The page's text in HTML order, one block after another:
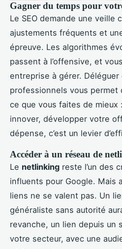
Gagner du temps pour
Le SEO demande une veille
ajustements fréquents et
épreuve. Les algorithmes
passent à l’offensive, et
entreprise à gérer.
professionnels vous permet
ce que vous faites de
innover, développer votre
dépense, c’est un levier
Accéder à un réseau de
Le netlinking reste l’un des
influents pour Google. Mais
liens ne se valent pas. Un
généraliste sans autorité
revanche, un lien depuis un
votre secteur, avec une